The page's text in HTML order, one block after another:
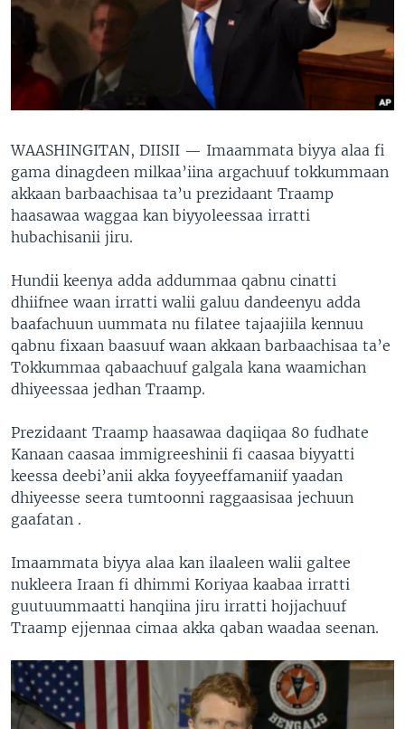
WAASHINGITAN, DIISII — Imaammata biyya alaa fi
gama dinagdeen milkaa’iina argachuuf tokkummaan
akkaan barbaachisaa ta’u prezidaant Traamp
haasawaa waggaa kan biyyoleessaa irratti
hubachisanii jiru.
Hundii keenya adda addummaa qabnu cinatti
dhiifnee waan irratti walii galuu dandeenyu adda
baafachuun uummata nu filatee tajaajiila kennuu
qabnu fixaan baasuuf waan akkaan barbaachisaa ta’e
Tokkummaa qabaachuuf galgala kana waamichan
dhiyeessaa jedhan Traamp.
Prezidaant Traamp haasawaa daqiiqaa 80 fudhate
Kanaan caasaa immigreeshinii fi caasaa biyyatti
keessa deebi’anii akka foyyeeffamaniif yaadan
dhiyeesse seera tumtoonni raggaasisaa jechuun
gaafatan .
Imaammata biyya alaa kan ilaaleen walii galtee
nukleera Iraan fi dhimmi Koriyaa kaabaa irratti
guutuummaatti hanqiina jiru irratti hojjachuuf
Traamp ejjennaa cimaa akka qaban waadaa seenan.